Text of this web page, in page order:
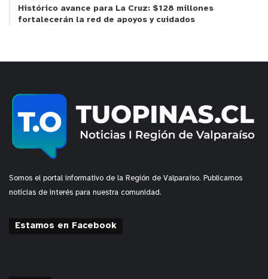
Histórico avance para La Cruz: $128 millones
fortalecerán la red de apoyos y cuidados
Somos el portal informativo de la Región de Valparaíso. Publicamos
noticias de interés para nuestra comunidad.
Estamos en Facebook